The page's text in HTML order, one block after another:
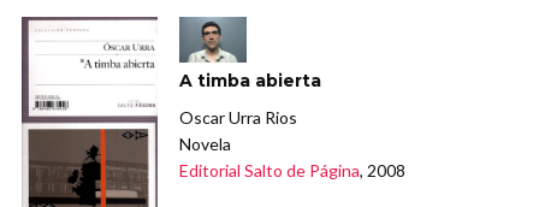
A timba abierta
Oscar Urra Rios
Novela
Editorial Salto de Página, 2008